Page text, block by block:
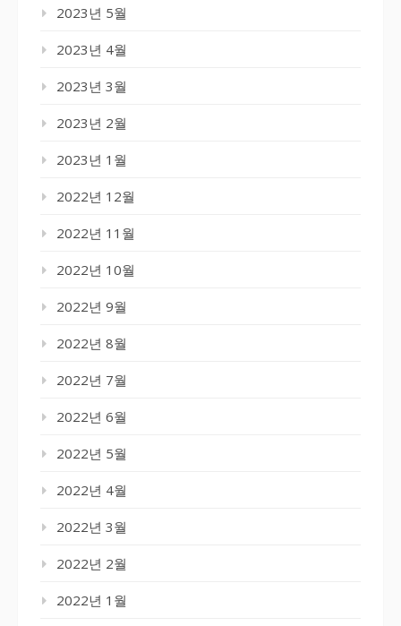
2023년 5월
2023년 4월
2023년 3월
2023년 2월
2023년 1월
2022년 12월
2022년 11월
2022년 10월
2022년 9월
2022년 8월
2022년 7월
2022년 6월
2022년 5월
2022년 4월
2022년 3월
2022년 2월
2022년 1월